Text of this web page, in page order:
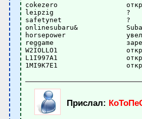
cokezero
leipzig                  ?
safetynet                ?
onlinesubaru&
horsepower
reggame
W2IOLLO1
L1I997A1
1MI9K7E1
Прислал: